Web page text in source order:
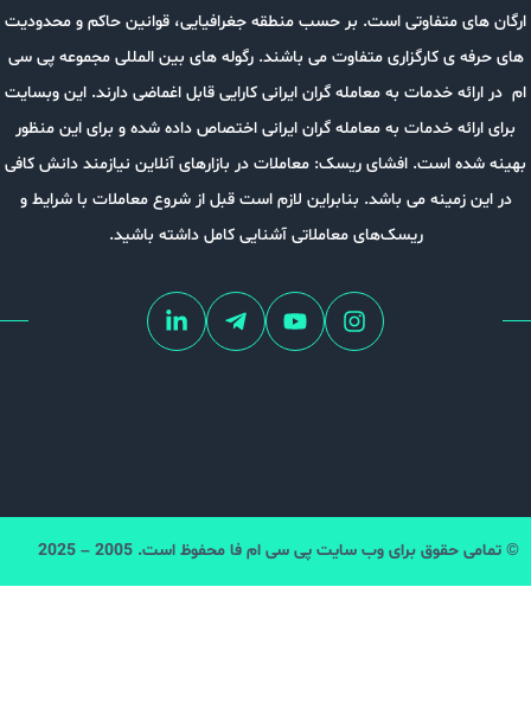
متفاوتی است. بر حسب منطقه جغرافیایی، قوانین حاکم و محدودیت
ی کارگزاری متفاوت می باشند. رگوله های بین المللی مجموعه پی سی
خدمات به معامله گران ایرانی کارایی قابل اغماضی دارند. این وبسایت
خدمات به معامله گران ایرانی اختصاص داده شده و برای این منظور
است. افشای ریسک: معاملات در بازارهای آنلاین نیازمند دانش کافی
می باشد. بنابراین لازم است قبل از شروع معاملات با شرایط و
ریسک‌های معاملاتی آشنایی کامل داشته باشید.
برای وب سایت پی سی ام فا محفوظ است. 2005 – 2025